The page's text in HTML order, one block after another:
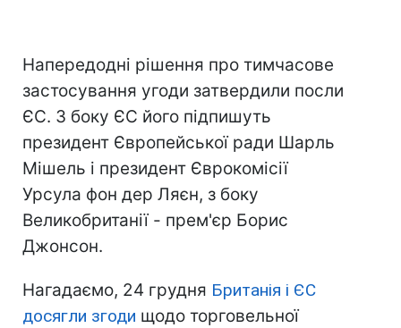
Напередодні рішення про тимчасове
застосування угоди затвердили посли
ЄС. З боку ЄС його підпишуть
президент Європейської ради Шарль
Мішель і президент Єврокомісії
Урсула фон дер Ляєн, з боку
Великобританії - прем'єр Борис
Джонсон.
Нагадаємо, 24 грудня Британія і ЄС
досягли згоди щодо торговельної